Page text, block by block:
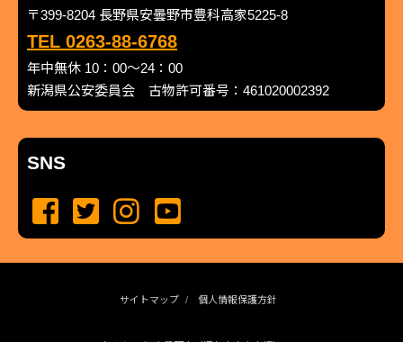
〒399-8204 長野県安曇野市豊科高家5225-8
TEL 0263-88-6768
年中無休 10：00～24：00
新潟県公安委員会 古物許可番号：461020002392
SNS
サイトマップ 個人情報保護方針